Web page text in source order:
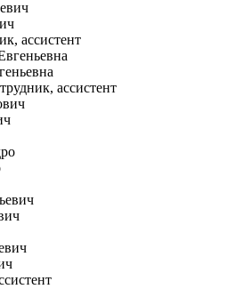
ассистент
ассистент